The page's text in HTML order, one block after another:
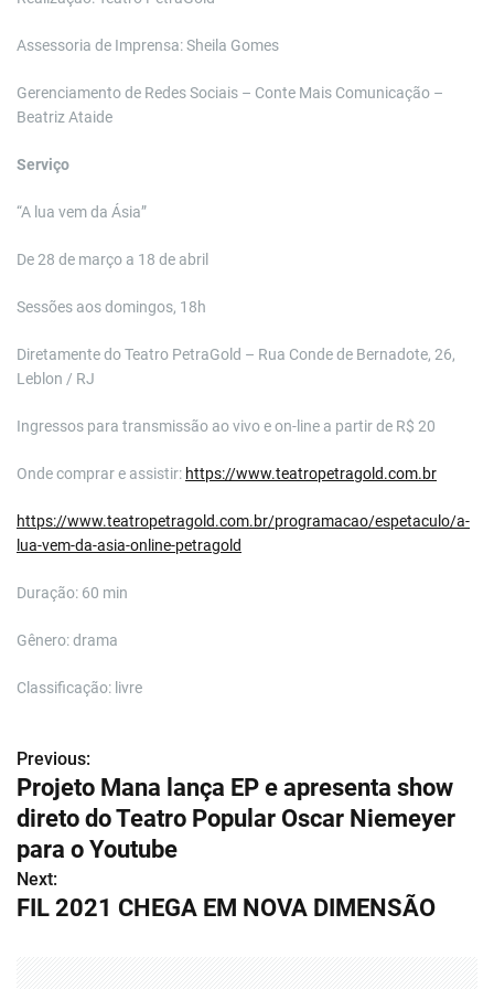
Assessoria de Imprensa: Sheila Gomes
Gerenciamento de Redes Sociais – Conte Mais Comunicação –
Beatriz Ataide
Serviço
“A lua vem da Ásia”
De 28 de março a 18 de abril
Sessões aos domingos, 18h
Diretamente do Teatro PetraGold – Rua Conde de Bernadote, 26,
Leblon / RJ
Ingressos para transmissão ao vivo e on-line a partir de R$ 20
Onde comprar e assistir: https://www.teatropetragold.com.br
https://www.teatropetragold.com.br/programacao/espetaculo/a-
lua-vem-da-asia-online-petragold
Duração: 60 min
Gênero: drama
Classificação: livre
N
a
v
e
Previous:
Projeto Mana lança EP e apresenta show
direto do Teatro Popular Oscar Niemeyer
para o Youtube
Next:
FIL 2021 CHEGA EM NOVA DIMENSÃO